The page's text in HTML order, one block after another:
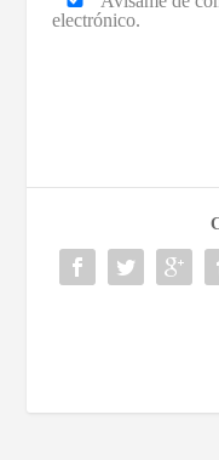
electrónico.